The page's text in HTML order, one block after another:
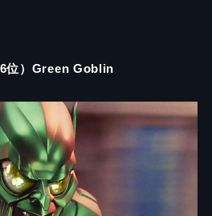
位）Green Goblin